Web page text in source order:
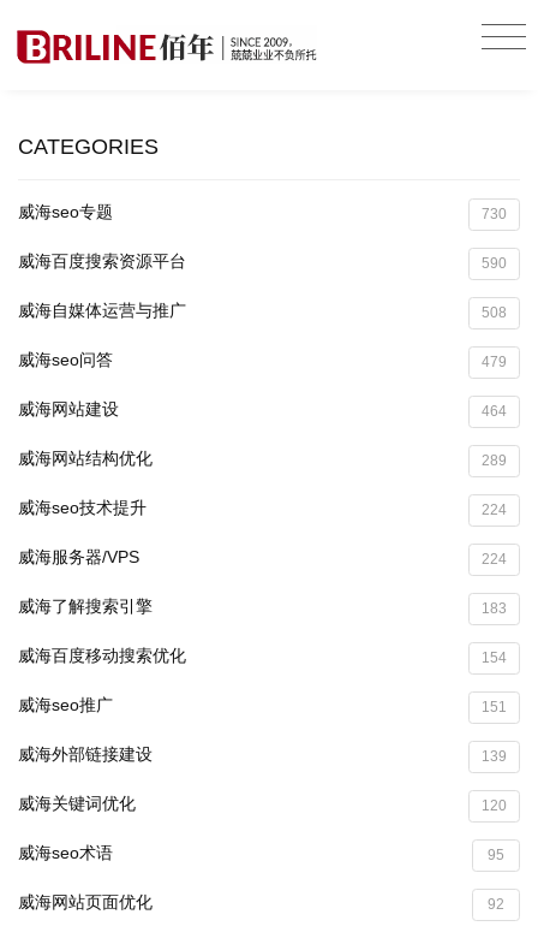
CATEGORIES
威海seo专题 730
威海百度搜索资源平台 590
威海自媒体运营与推广 508
威海seo问答 479
威海网站建设 464
威海网站结构优化 289
威海seo技术提升 224
威海服务器/VPS 224
威海了解搜索引擎 183
威海百度移动搜索优化 154
威海seo推广 151
威海外部链接建设 139
威海关键词优化 120
威海seo术语 95
威海网站页面优化 92